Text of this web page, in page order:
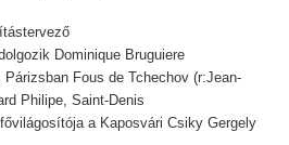
Dominique Bruguiere
Fous de Tchechov (r:Jean-
Philipe, Saint-Denis
a Kaposvári Csiky Gergely